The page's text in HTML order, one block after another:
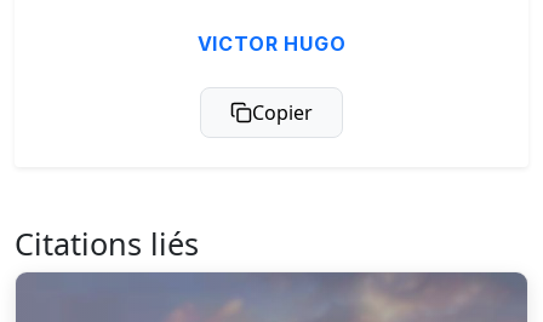
VICTOR HUGO
Copier
Citations liés